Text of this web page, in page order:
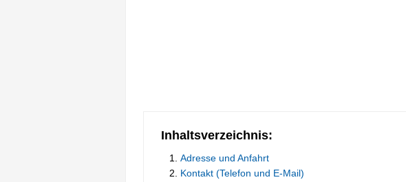
Inhaltsverzeichnis:
Adresse und Anfahrt
Kontakt (Telefon und E-Mail)